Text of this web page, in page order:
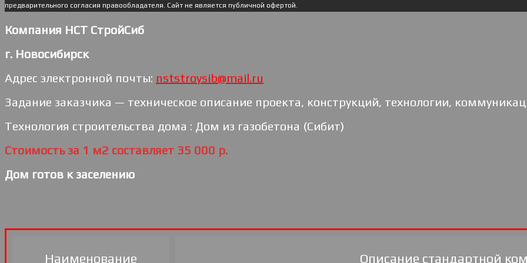
предварительного согласия правообладателя. Cайт не является публичной офертой.
Компания НСТ СтройСиб
г. Новосибирск
Адрес электронной почты: nststroysib@mail.ru
Задание заказчика — техническое описание проекта, конструкций, технологии,
Технология строительства дома : Дом из газобетона (Сибит)
Стоимость за 1 м2 составляет 35 000 р.
Дом готов к заселению
Наименование Описание стандартной